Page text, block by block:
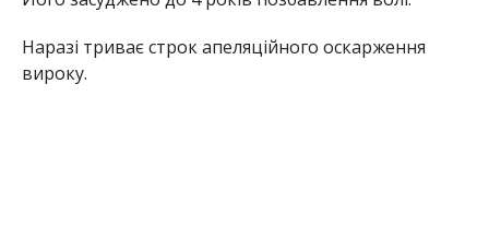
Наразі триває строк апеляційного оскарження
вироку.